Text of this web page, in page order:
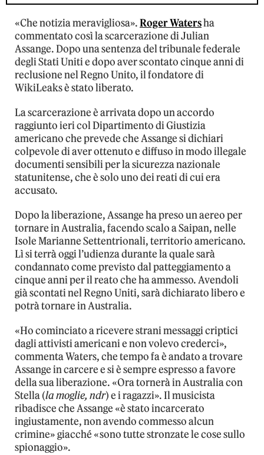
«Che notizia meravigliosa».Roger Watersha
commentato così la scarcerazione di Julian
Assange. Dopo una sentenza del tribunale federale
degli Stati Uniti e dopo aver scontato cinque anni di
reclusione nel Regno Unito, il fondatore di
WikiLeaks è stato liberato.
La scarcerazione è arrivata dopo un accordo
raggiunto ieri col Dipartimento di Giustizia
americano che prevede che Assange si dichiari
colpevole di aver ottenuto e diffuso in modo illegale
documenti sensibili per la sicurezza nazionale
statunitense, che è solo uno dei reati di cui era
accusato.
Dopo la liberazione, Assange ha preso un aereo per
tornare in Australia, facendo scalo a Saipan, nelle
Isole Marianne Settentrionali, territorio americano.
Lì si terrà oggi l’udienza durante la quale sarà
condannato come previsto dal patteggiamento a
cinque anni per il reato che ha ammesso. Avendoli
già scontati nel Regno Uniti, sarà dichiarato libero e
potrà tornare in Australia.
«Ho cominciato a ricevere strani messaggi criptici
dagli attivisti americani e non volevo crederci»,
commenta Waters, che tempo fa è andato a trovare
Assange in carcere e si è sempre espresso a favore
della sua liberazione. «Ora tornerà in Australia con
Stella (la moglie, ndr) e i ragazzi». Il musicista
ribadisce che Assange «è stato incarcerato
ingiustamente, non avendo commesso alcun
crimine» giacché «sono tutte stronzate le cose sullo
spionaggio».